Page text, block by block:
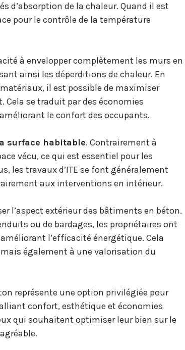
d’absorption de la chaleur. Quand il est
pour le contrôle de la température
à envelopper complètement les murs en
ainsi les déperditions de chaleur. En
il est possible de maximiser
Cela se traduit par des économies
le confort des occupants.
surface habitable. Contrairement à
vécu, ce qui est essentiel pour les
les travaux d’ITE se font généralement
aux interventions en intérieur.
l’aspect extérieur des bâtiments en béton.
ou de bardages, les propriétaires ont
l’efficacité énergétique. Cela
également à une valorisation du
représente une option privilégiée pour
confort, esthétique et économies
qui souhaitent optimiser leur bien sur le